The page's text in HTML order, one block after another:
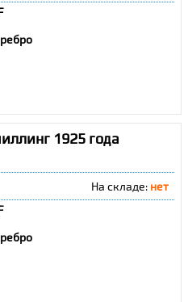
1925 года
На складе: нет